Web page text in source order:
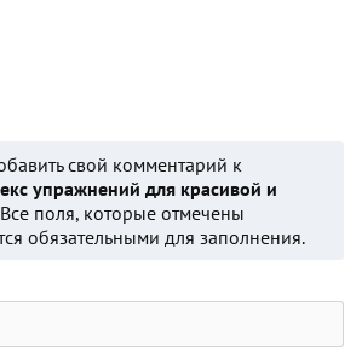
свой комментарий к
упражнений для красивой и
Все поля, которые отмечены
обязательными для заполнения.